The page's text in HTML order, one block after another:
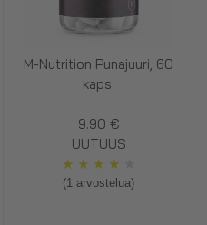
M-Nutrition Punajuuri, 60
kaps.
9.90 €
UUTUUS
★ ★ ★ ★
(1 arvostelua)